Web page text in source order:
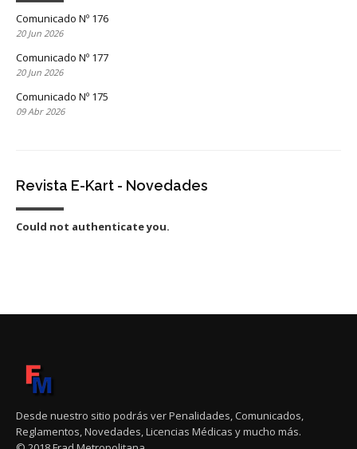
Comunicado Nº 176
20 Jun 2026
Comunicado Nº 177
20 Jun 2026
Comunicado Nº 175
09 Abr 2026
Revista E-Kart - Novedades
Could not authenticate you.
Desde nuestro sitio podrás ver Penalidades, Comunicados,
Reglamentos, Novedades, Licencias Médicas y mucho más.